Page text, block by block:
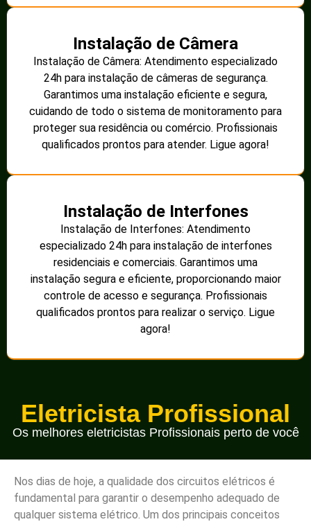
Instalação de Câmera
Instalação de Câmera: Atendimento especializado
24h para instalação de câmeras de segurança.
Garantimos uma instalação eficiente e segura,
cuidando de todo o sistema de monitoramento para
proteger sua residência ou comércio. Profissionais
qualificados prontos para atender. Ligue agora!
Instalação de Interfones
Instalação de Interfones: Atendimento
especializado 24h para instalação de interfones
residenciais e comerciais. Garantimos uma
instalação segura e eficiente, proporcionando maior
controle de acesso e segurança. Profissionais
qualificados prontos para realizar o serviço. Ligue
agora!
Eletricista Profissional
Os melhores eletricistas Profissionais perto de você
Nos dias de hoje, a qualidade dos circuitos elétricos é
fundamental para garantir o desempenho adequado de
qualquer sistema elétrico. Um dos principais conceitos